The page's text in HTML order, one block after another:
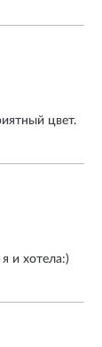
цвет.
я и хотела:)